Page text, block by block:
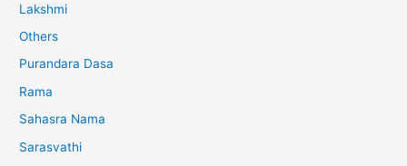
Lakshmi
Others
Purandara Dasa
Rama
Sahasra Nama
Sarasvathi